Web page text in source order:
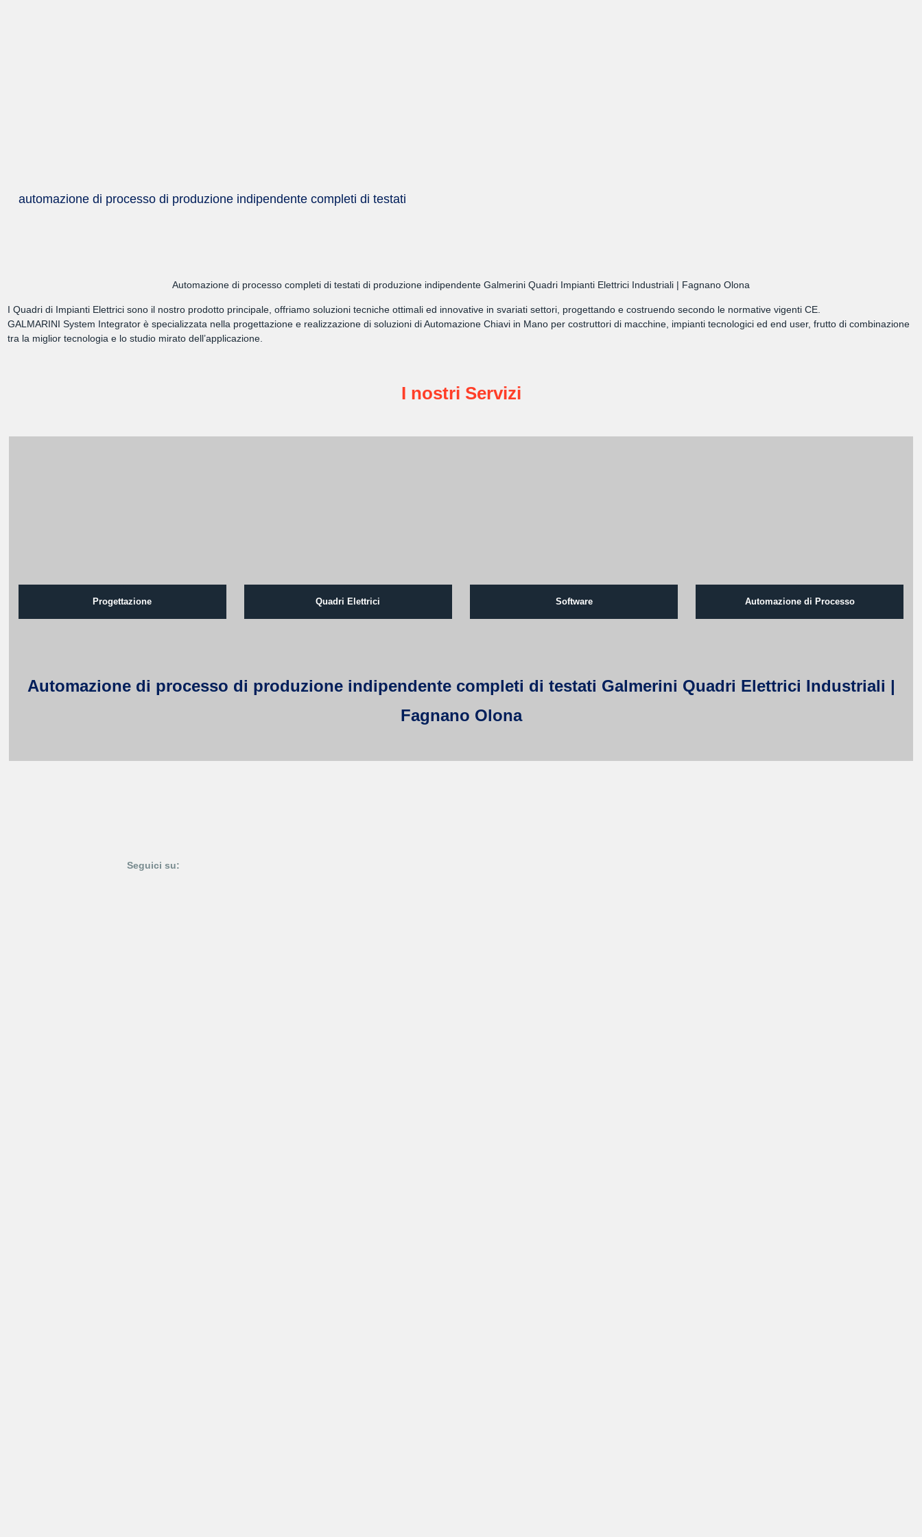
automazione di processo di produzione indipendente completi di testati
Automazione di processo completi di testati di produzione indipendente Galmerini Quadri Impianti Elettrici Industriali | Fagnano Olona
I Quadri di Impianti Elettrici sono il nostro prodotto principale, offriamo soluzioni tecniche ottimali ed innovative in svariati settori, progettando e costruendo secondo le normative vigenti CE.
GALMARINI System Integrator è specializzata nella progettazione e realizzazione di soluzioni di Automazione Chiavi in Mano per costruttori di macchine, impianti tecnologici ed end user, frutto di combinazione
tra la miglior tecnologia e lo studio mirato dell’applicazione.
I nostri Servizi
Progettazione Quadri Elettrici Software Automazione di Processo
Automazione di processo di produzione indipendente completi di testati Galmerini Quadri Elettrici Industriali |
Fagnano Olona
Seguici su: